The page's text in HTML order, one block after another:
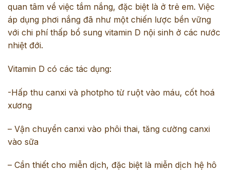
quan tâm về việc tắm nắng, đặc biệt là ở trẻ em. Việc
áp dụng phơi nắng đã như một chiến lược bền vững
với chi phí thấp bổ sung vitamin D nội sinh ở các nước
nhiệt đới.
Vitamin D có các tác dụng:
-Hấp thu canxi và photpho từ ruột vào máu, cốt hoá
xương
– Vận chuyển canxi vào phôi thai, tăng cường canxi
vào sữa
– Cần thiết cho miễn dịch, đặc biệt là miễn dịch hệ hô